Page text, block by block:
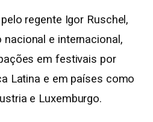
regente Igor Ruschel,
e internacional,
em festivais por
Latina e em países como
e Luxemburgo.